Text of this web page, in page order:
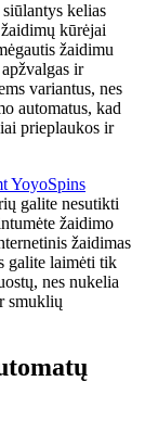
kelias
kūrėjai
žaidimu
ir
variantus, nes
automatus, kad
prieplaukos ir
YoyoSpins
galite nesutikti
žaidimo
žaidimas
galite laimėti tik
nes nukelia
smuklių